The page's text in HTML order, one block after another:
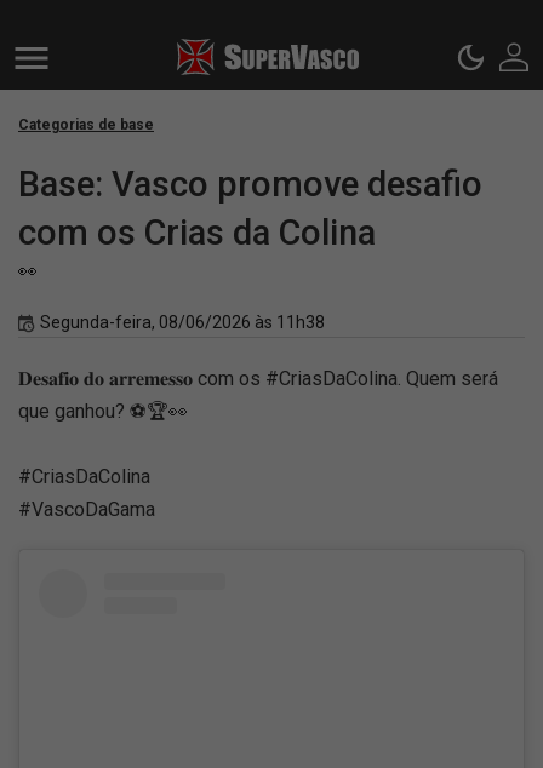
Categorias de base
Base: Vasco promove desafio
com os Crias da Colina
👀
Segunda-feira, 08/06/2026 às 11h38
𝐃𝐞𝐬𝐚𝐟𝐢𝐨 𝐝𝐨 𝐚𝐫𝐫𝐞𝐦𝐞𝐬𝐬𝐨 com os #CriasDaColina. Quem será
que ganhou? ⚽️🏆👀
#CriasDaColina
#VascoDaGama